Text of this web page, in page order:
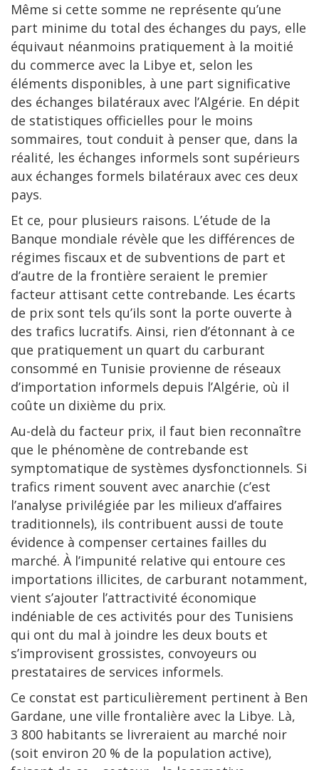
Même si cette somme ne représente qu’une
part minime du total des échanges du pays, elle
équivaut néanmoins pratiquement à la moitié
du commerce avec la Libye et, selon les
éléments disponibles, à une part significative
des échanges bilatéraux avec l’Algérie. En dépit
de statistiques officielles pour le moins
sommaires, tout conduit à penser que, dans la
réalité, les échanges informels sont supérieurs
aux échanges formels bilatéraux avec ces deux
pays.
Et ce, pour plusieurs raisons. L’étude de la
Banque mondiale révèle que les différences de
régimes fiscaux et de subventions de part et
d’autre de la frontière seraient le premier
facteur attisant cette contrebande. Les écarts
de prix sont tels qu’ils sont la porte ouverte à
des trafics lucratifs. Ainsi, rien d’étonnant à ce
que pratiquement un quart du carburant
consommé en Tunisie provienne de réseaux
d’importation informels depuis l’Algérie, où il
coûte un dixième du prix.
Au-delà du facteur prix, il faut bien reconnaître
que le phénomène de contrebande est
symptomatique de systèmes dysfonctionnels. Si
trafics riment souvent avec anarchie (c’est
l’analyse privilégiée par les milieux d’affaires
traditionnels), ils contribuent aussi de toute
évidence à compenser certaines failles du
marché. À l’impunité relative qui entoure ces
importations illicites, de carburant notamment,
vient s’ajouter l’attractivité économique
indéniable de ces activités pour des Tunisiens
qui ont du mal à joindre les deux bouts et
s’improvisent grossistes, convoyeurs ou
prestataires de services informels.
Ce constat est particulièrement pertinent à Ben
Gardane, une ville frontalière avec la Libye. Là,
3 800 habitants se livreraient au marché noir
(soit environ 20 % de la population active),